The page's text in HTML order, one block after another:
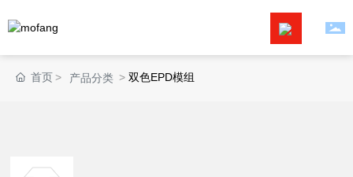
首页首页 产品分类 双色EPD模组